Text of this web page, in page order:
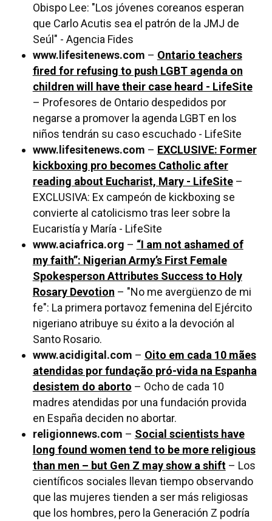
Obispo Lee: "Los jóvenes coreanos esperan
que Carlo Acutis sea el patrón de la JMJ de
Seúl" - Agencia Fides
www.lifesitenews.com – Ontario teachers
fired for refusing to push LGBT agenda on
children will have their case heard - LifeSite
– Profesores de Ontario despedidos por
negarse a promover la agenda LGBT en los
niños tendrán su caso escuchado - LifeSite
www.lifesitenews.com – EXCLUSIVE: Former
kickboxing pro becomes Catholic after
reading about Eucharist, Mary - LifeSite–
EXCLUSIVA: Ex campeón de kickboxing se
convierte al catolicismo tras leer sobre la
Eucaristía y María - LifeSite
www.aciafrica.org – “I am not ashamed of
my faith”: Nigerian Army’s First Female
Spokesperson Attributes Success to Holy
Rosary Devotion – "No me avergüenzo de mi
fe": La primera portavoz femenina del Ejército
nigeriano atribuye su éxito a la devoción al
Santo Rosario.
www.acidigital.com – Oito em cada 10 mães
atendidas por fundação pró-vida na Espanha
desistem do aborto – Ocho de cada 10
madres atendidas por una fundación provida
en España deciden no abortar.
religionnews.com – Social scientists have
long found women tend to be more religious
than men – but Gen Z may show a shift– Los
científicos sociales llevan tiempo observando
que las mujeres tienden a ser más religiosas
que los hombres, pero la Generación Z podría